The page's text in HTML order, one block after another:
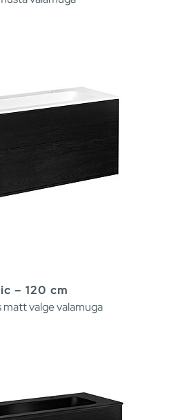
– 120 cm
matt valge valamuga